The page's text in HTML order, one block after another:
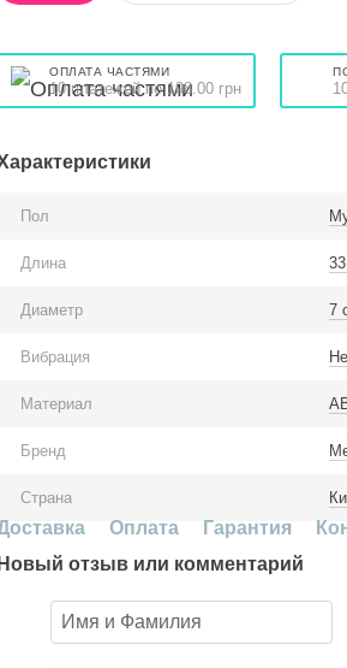
ОПЛАТА ЧАСТЯМИ
10 платежей по 198.00 грн
Пол
Длина
Диаметр 7
Вибрация
Материал
Бренд
Страна
Оплата Гарантия
Новый отзыв или комментарий